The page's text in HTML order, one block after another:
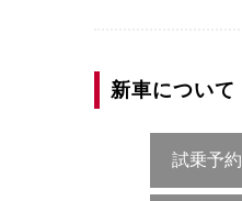
新車について
試乗予約